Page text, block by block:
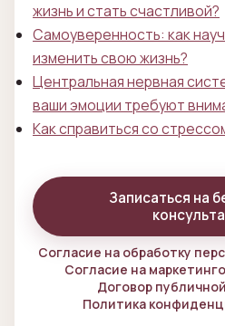
жизнь и стать счастливой?
Самоуверенность: как
изменить свою жизнь?
Центральная нервная
ваши эмоции требуют
Как справиться со
Записаться на
Согласие на обработку
Согласие на
Договор
Политика